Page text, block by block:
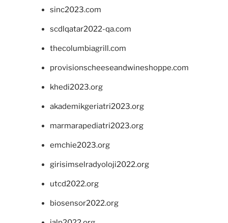
sinc2023.com
scdlqatar2022-qa.com
thecolumbiagrill.com
provisionscheeseandwineshoppe.com
khedi2023.org
akademikgeriatri2023.org
marmarapediatri2023.org
emchie2023.org
girisimselradyoloji2022.org
utcd2022.org
biosensor2022.org